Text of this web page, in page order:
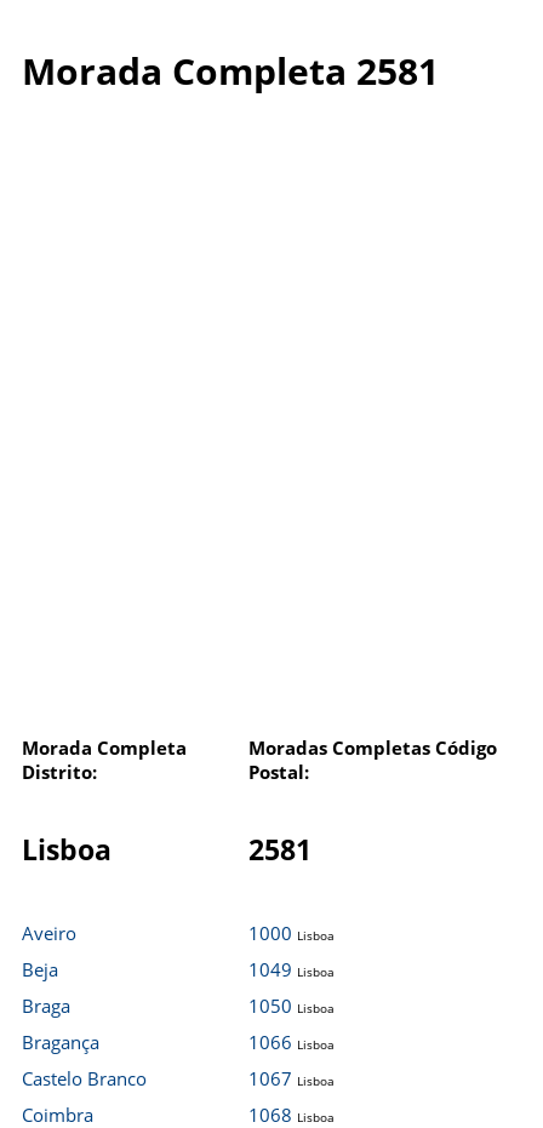
Morada Completa 2581
Morada Completa
Distrito:
Moradas Completas Código
Postal:
Lisboa 2581
Aveiro
Beja
Braga
Bragança
Castelo Branco
Coimbra
1000 Lisboa
1049 Lisboa
1050 Lisboa
1066 Lisboa
1067 Lisboa
1068 Lisboa